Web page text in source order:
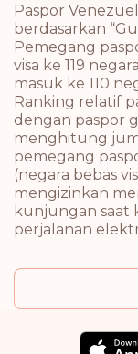
Paspor
berdasarkan
Pemegang
visa ke 119
masuk ke 110
Ranking relatif
dengan paspor
menghitung
pemegang
(negara bebas
mengizinkan
kunjungan saat
perjalanan